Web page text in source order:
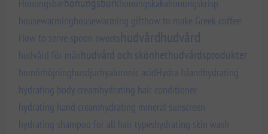
Honungsbar honungskaka honungskrisp
housewarminghousewarming gifthow to make Greek coffee
How to serve spoon sweetshudvårdhudvård
hudvård för mänhudvård och skönhethudvårdsprodukter
humörhöjninghusdjurhyaluronic acidHydra Islandhydrating
hydrating body creamhydrating hair conditioner
hydrating hand creamhydrating mineral sunscreen
hydrating shampoo for all hair typeshydrating skin wash